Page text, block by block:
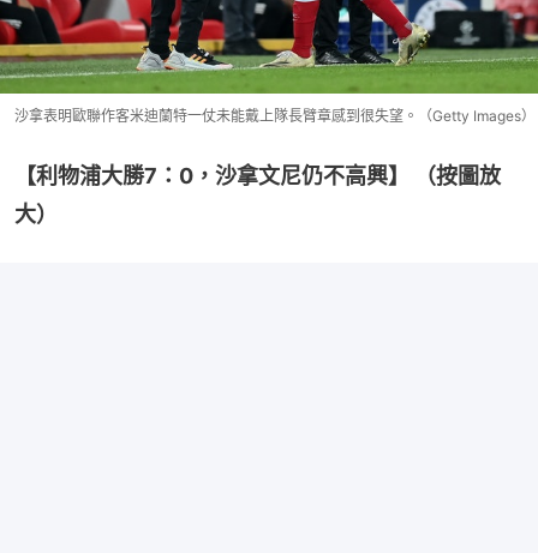
沙拿表明歐聯作客米迪蘭特一仗未能戴上隊長臂章感到很失望。（Getty Images）
【利物浦大勝7：0，沙拿文尼仍不高興】 （按圖放
大）